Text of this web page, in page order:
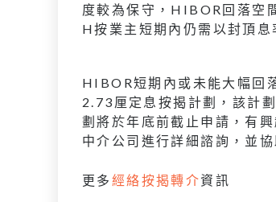
度較為保守，HIBOR回落空
H按業主短期內仍需以封頂息
HIBOR短期內或未能大幅回
2.73厘定息按揭計劃，該計
劃將於年底前截止申請，有
中介公司進行詳細諮詢，並
更多 經絡按揭轉介資訊